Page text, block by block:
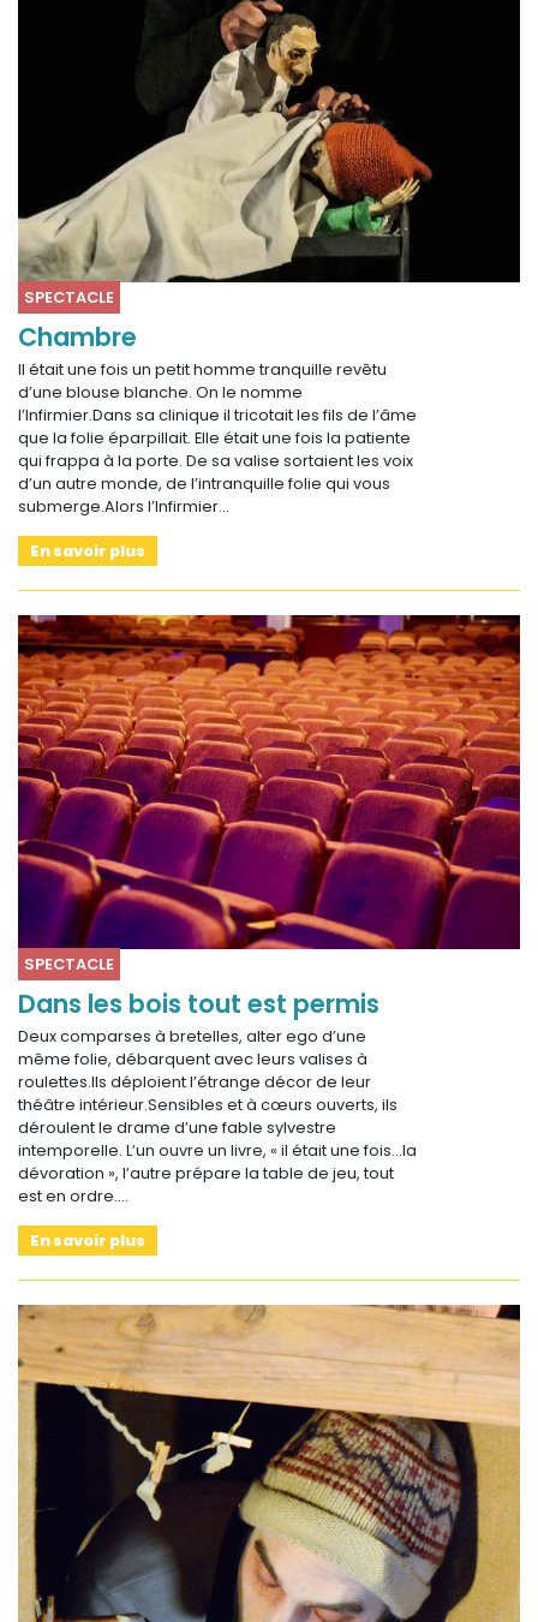
SPECTACLE
Chambre
Il était une fois un petit homme tranquille revêtu
d’une blouse blanche. On le nomme
l’Infirmier.Dans sa clinique il tricotait les fils de l’âme
que la folie éparpillait. Elle était une fois la patiente
qui frappa à la porte. De sa valise sortaient les voix
d’un autre monde, de l’intranquille folie qui vous
submerge.Alors l’Infirmier…
En savoir plus
SPECTACLE
Dans les bois tout est permis
Deux comparses à bretelles, alter ego d’une
même folie, débarquent avec leurs valises à
roulettes.Ils déploient l’étrange décor de leur
théâtre intérieur.Sensibles et à cœurs ouverts, ils
déroulent le drame d’une fable sylvestre
intemporelle. L’un ouvre un livre, « il était une fois…la
dévoration », l’autre prépare la table de jeu, tout
est en ordre.…
En savoir plus